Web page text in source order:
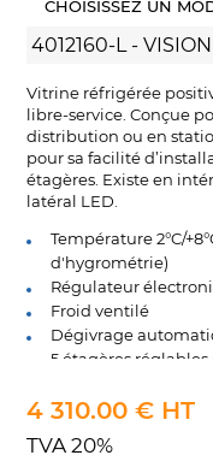
CHOISISSEZ UN
Vitrine réfrigérée
libre-service. Conçue
distribution ou en
pour sa facilité
étagères. Existe en
latéral LED.
Température 2°C/
d'hygrométrie)
Régulateur
Froid ventilé
Dégivrage
5 étagères
Caisse de couleur
Encadrement de
Porte vitrées
4 310.00 € HT
TVA 20%